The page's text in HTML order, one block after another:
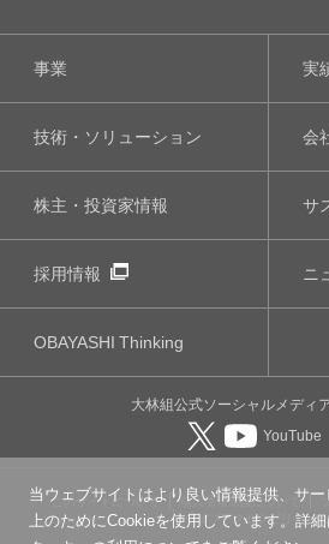
当ウェブサイトはより良い情報提供、サー
上のためにCookieを使用しています。詳細
事業 実
技術・ソリューション 会
株主・投資家情報 サ
採用情報 ニ
OBAYASHIThinking
大林組公式ソーシャルメディ
YouTube
このサイトについて 個人情報保護について
ウェブアクセシビリティに